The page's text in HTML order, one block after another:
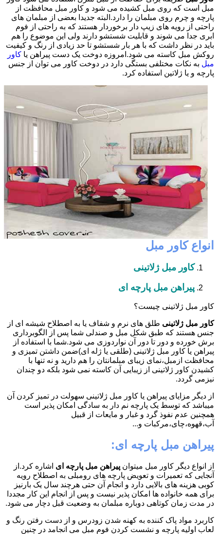
مبل است که روی مبل کشیده می شود و کاور مبل محافظت از
پارچه و چرم روی مبلمان را دارد.البته جدیدا بعضی از مبلمان های
راحتی از رویه های زیپ دار برخوردار هستند که به راحتی از فوم
ابری جدا می شوند و قابلیت شستشو دارند ولی این موضوع را هم
باید در نظر داشت که با هر بار شستشو تا حد زیادی از رنگ و کیفیت
روکش مبل کاسته می شود.امروزه دوخت یک دست پیراهن یا کاور
مبل به نکات مختلفی بستگی دارد در دوخت کاور می توان از جنس
پارچه و یا ژلاتین استفاده کرد.
انواع کاور مبل
کاور مبل ژلاتینی
پیراهن مبل پارچه ای
کاور مبل ژلاتینی چیست؟
کاور مبل ژلاتینی طلق های نرم و شفاف یا به اصطلاح شیشه ای از
جنس هستند که طبق شکل مبل و صندلی شما پس از الگوبرداری
برش خورده و دور تا دور آن نواردوزی می شود.شما با استفاده از
پیراهن یا کاور مبل ژلاتینی (طلقی یا ژله ای)ضمن داشتن تمیزی و
محافظت ازمبل،نمای زیبای مبلمانتان را هم دارید و نه تنها با
کشیدن کاور ژلاتینی از زیبایی آن کاسته نمی شود بلکه دو چندان
نیزمی گردد.
از دیگر مزایای پیراهن یا کاور مبل ژلاتینی سهولت در تمیز کردن آن
میباشد که توسط یک پارچه نم دار به سادگی امکان پذیر است
همچنین عدم نفوذ گرد و غبار و مایعات از قبیل
آب،قهوه،چای،مرکبات و...
پیراهن مبل پارچه ای:
از انواع دیگر کاور مبل میتوان پیراهن مبل پارچه ای اشاره کرد.از
آنجایی که تعمیرات و تعویض پارچه های رومبلی به اصطلاح رویه
کوبی هزینه های بالایی دارد و انجام آن حتی هرچند سال یک بارنیز
برای همه خانواده ها امکان پذیر نیست و پس از انجام این کار مجددا
در مدت زمان کوتاهی دوباره مبلمان به وضعیت قبل دچار می شود.
کاربرد مواد پاک کننده به کهنه شدن زودرس و از دست رفتن رنگ و
لعاب اولیه پارچه و نشست کردن فوم مبل می انجامد در چنین